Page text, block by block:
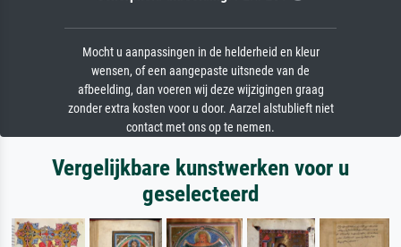
Mocht u aanpassingen in de helderheid en kleur
wensen, of een aangepaste uitsnede van de
afbeelding, dan voeren wij deze wijzigingen graag
zonder extra kosten voor u door. Aarzel alstublieft niet
contact met ons op te nemen.
Vergelijkbare kunstwerken voor u
geselecteerd